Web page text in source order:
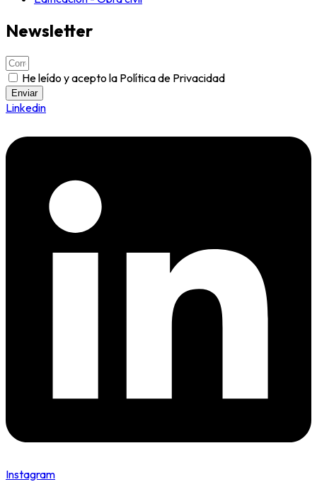
Newsletter
He leído y acepto la Política de Privacidad
Enviar
Linkedin
Instagram